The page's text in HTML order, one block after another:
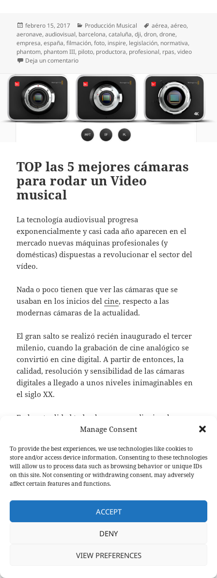
Manage Consent
To provide the best experiences, we use technologies like cookies to
store and/or access device information. Consenting to these technologies
will allow us to process data such as browsing behavior or unique IDs
on this site. Not consenting or withdrawing consent, may adversely
affect certain features and functions.
ACCEPT
DENY
VIEW PREFERENCES
Publicado
el
febrero 15, 2017 Categorías
Producción Musical Etiquetas
aérea,aéreo,
aeronave,audiovisual, barcelona,cataluña,dji,dron,drone,
empresa,españa,filmación,foto, inspire, legislación, normativa,
phantom, phantom III, piloto, productora, profesional, rpas,video
Deja un comentarioen Videoclips a vista de pájaro (vídeo con drone)
TOP las 5 mejores cámaras
para rodar un Video
musical
La tecnología audiovisual progresa
exponencialmente y casi cada año aparecen en el
mercado nuevas máquinas profesionales (y
domésticas) dispuestas a revolucionar el sector del
vídeo.
Nada o poco tienen que ver las cámaras que se
usaban en los inicios delcine, respecto a las
modernas cámaras de la actualidad.
El gran salto se realizó recién inaugurado el tercer
milenio, cuando la grabación de cine analógico se
convirtió en cine digital. A partir de entonces, la
calidad, resolución y sensibilidad de las cámaras
digitales a llegado a unos niveles inimaginables en
el siglo XX.
En la actualidad todo el proceso audiovisual es
completamente digital. Tanto la grabación, como el
realiza en digital.
En el mundo videoclip las posibilidades y
necesidades, en lo que se refiere a cámaras, son
basicamente las mismas que en el cine u en otros
formatos, pero si existen algunas particularidades.
A continuación, las 5 mejores cámaras para la